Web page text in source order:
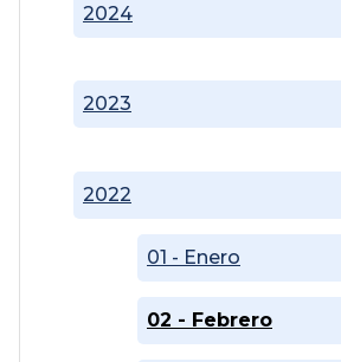
2022
01 - Enero
02 - Febrero
2023
2024